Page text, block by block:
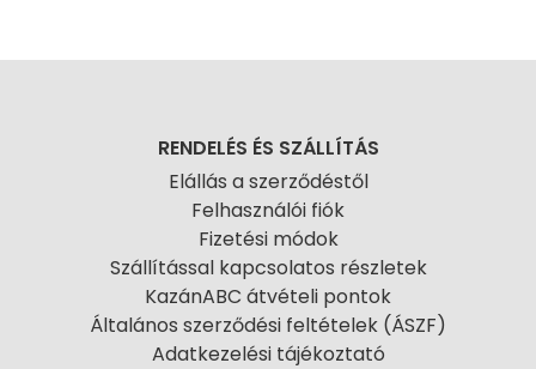
RENDELÉS ÉS SZÁLLÍTÁS
Elállás a szerződéstől
Felhasználói fiók
Fizetési módok
Szállítással kapcsolatos részletek
KazánABC átvételi pontok
Általános szerződési feltételek (ÁSZF)
Adatkezelési tájékoztató